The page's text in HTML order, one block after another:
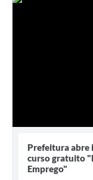
Prefeitura abre
curso gratuito
Emprego"